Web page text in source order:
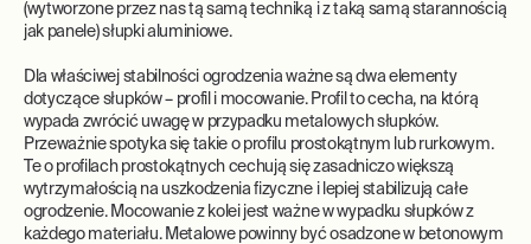
(wytworzone przez nas tą samą techniką i z taką samą starannością
jak panele) słupki aluminiowe.
Dla właściwej stabilności ogrodzenia ważne są dwa elementy
dotyczące słupków – profil i mocowanie. Profil to cecha, na którą
wypada zwrócić uwagę w przypadku metalowych słupków.
Przeważnie spotyka się takie o profilu prostokątnym lub rurkowym.
Te o profilach prostokątnych cechują się zasadniczo większą
wytrzymałością na uszkodzenia fizyczne i lepiej stabilizują całe
ogrodzenie. Mocowanie z kolei jest ważne w wypadku słupków z
każdego materiału. Metalowe powinny być osadzone w betonowym